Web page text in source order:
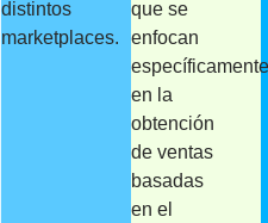
distintos
marketplaces.
que se
enfocan
específicamente
en la
obtención
de ventas
basadas
en el